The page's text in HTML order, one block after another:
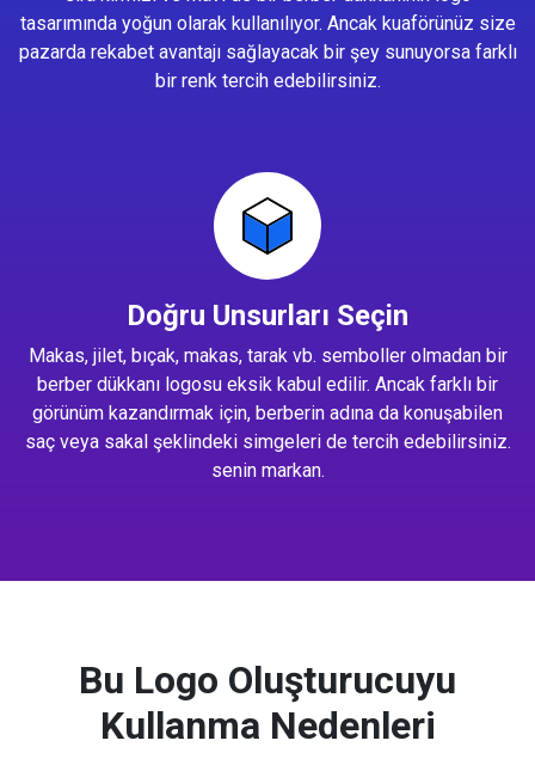
tasarımında yoğun olarak kullanılıyor. Ancak kuaförünüz size
pazarda rekabet avantajı sağlayacak bir şey sunuyorsa farklı
bir renk tercih edebilirsiniz.
Doğru Unsurları Seçin
Makas, jilet, bıçak, makas, tarak vb. semboller olmadan bir
berber dükkanı logosu eksik kabul edilir. Ancak farklı bir
görünüm kazandırmak için, berberin adına da konuşabilen
saç veya sakal şeklindeki simgeleri de tercih edebilirsiniz.
senin markan.
Bu Logo Oluşturucuyu
Kullanma Nedenleri